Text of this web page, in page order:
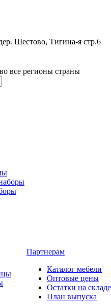
Шестово, Тигина-я стр.6
все регионы страны
Партнерам
Каталог мебели
Оптовые цены
Остатки на складе
План выпуска